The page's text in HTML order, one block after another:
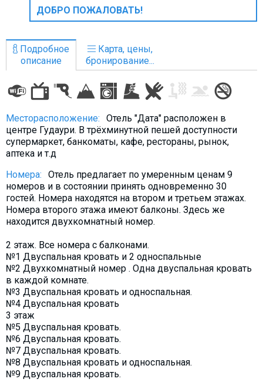
ДОБРО ПОЖАЛОВАТЬ!
Подробное
описание
Карта, цены,
бронирование...
Месторасположение:
Отель "Дата" расположен в
центре Гудаури. В трёхминутной пешей доступности
супермаркет, банкоматы, кафе, рестораны, рынок,
аптека и т.д
Номера:
Отель предлагает по умеренным ценам 9
номеров и в состоянии принять одновременно 30
гостей. Номера находятся на втором и третьем этажах.
Номера второго этажа имеют балконы. Здесь же
находится двухкомнатный номер.
2 этаж. Все номера с балконами.
№1 Двуспальная кровать и 2 односпальные
№2 Двухкомнатный номер . Одна двуспальная кровать
в каждой комнате.
№3 Двуспальная кровать и односпальная.
№4 Двуспальная кровать
3 этаж
№5 Двуспальная кровать.
№6 Двуспальная кровать.
№7 Двуспальная кровать.
№8 Двуспальная кровать и односпальная.
№9 Двуспальная кровать.
ПРОЖИВАНИЕ
Квартиры
Коттеджи
%
Горячие предложения
Казбеги
Другое
ГРУЗИЯ
О Грузии
Визы и Документы
Что пить?
Деньги
Мобильная связь
Галерея
Отчеты